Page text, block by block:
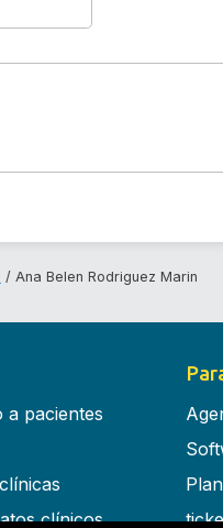
Ana Belen Rodriguez Marin
a pacientes
clínicos